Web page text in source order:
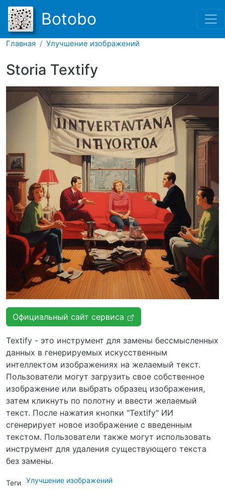
Перейти к основному
Botobo
Главная Улучшение изображений
Storia Textify
Официальный сайт сервиса
Textify - это инструмент для замены бессмысленных
данных в генерируемых искусственным
интеллектом изображениях на желаемый текст.
Пользователи могут загрузить свое собственное
изображение или выбрать образец изображения,
затем кликнуть по полотну и ввести желаемый
текст. После нажатия кнопки "Textify" ИИ
сгенерирует новое изображение с введенным
текстом. Пользователи также могут использовать
инструмент для удаления существующего текста
без замены.
Теги Улучшение изображений